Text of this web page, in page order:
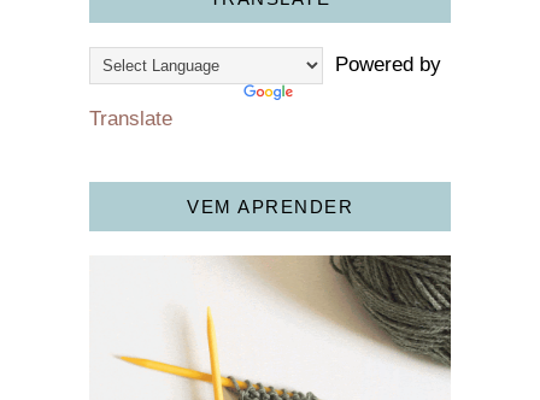
Powered by
Translate
VEM APRENDER